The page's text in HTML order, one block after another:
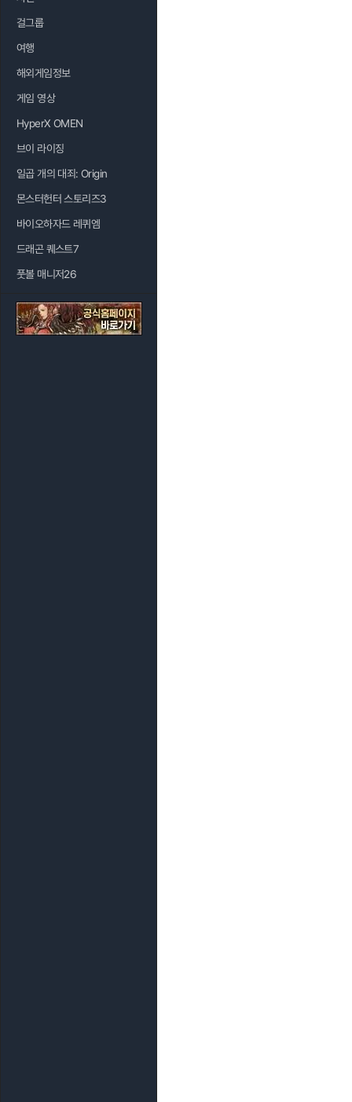
걸그룹
여행
해외게임정보
게임 영상
HyperX OMEN
브이 라이징
일곱 개의 대죄: Origin
몬스터헌터 스토리즈3
바이오하자드 레퀴엠
드래곤 퀘스트7
풋볼 매니저26